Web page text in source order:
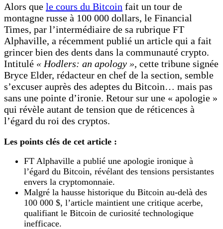
Alors que le cours du Bitcoin fait un tour de
montagne russe à 100 000 dollars, le Financial
Times, par l’intermédiaire de sa rubrique FT
Alphaville, a récemment publié un article qui a fait
grincer bien des dents dans la communauté crypto.
Intitulé « Hodlers: an apology », cette tribune signée
Bryce Elder, rédacteur en chef de la section, semble
s’excuser auprès des adeptes du Bitcoin… mais pas
sans une pointe d’ironie. Retour sur une « apologie »
qui révèle autant de tension que de réticences à
l’égard du roi des cryptos.
Les points clés de cet article :
FT Alphaville a publié une apologie ironique à
l’égard du Bitcoin, révélant des tensions persistantes
envers la cryptomonnaie.
Malgré la hausse historique du Bitcoin au-delà des
100 000 $, l’article maintient une critique acerbe,
qualifiant le Bitcoin de curiosité technologique
inefficace.